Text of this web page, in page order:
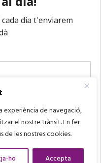
de navegació,
el nostre trànsit. En fer
de les nostres cookies.
ho Accepta